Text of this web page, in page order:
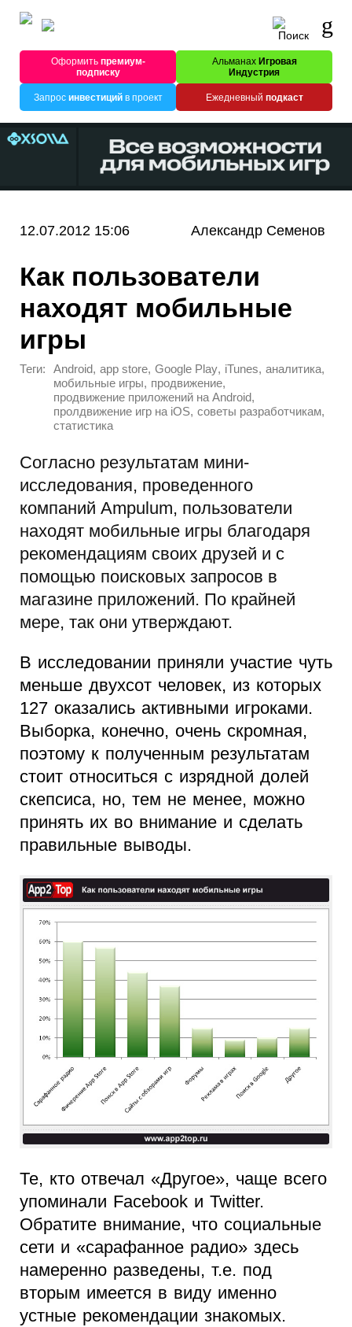
Оформитьпремиум-
подписку
Альманах Игровая
Индустрия
Запрос инвестицийв проект Ежедневный подкаст
12.07.2012 15:06 Александр Семенов
Как пользователи
находят мобильные
игры
Теги: Android, app store, Google Play, iTunes, аналитика,
мобильные игры, продвижение,
продвижение приложений на Android,
пролдвижение игр на iOS, советы разработчикам,
статистика
Согласно результатам мини-
исследования, проведенного
компаний Ampulum, пользователи
находят мобильные игры благодаря
рекомендациям своих друзей и с
помощью поисковых запросов в
магазине приложений. По крайней
мере, так они утверждают.
В исследовании приняли участие чуть
меньше двухсот человек, из которых
127 оказались активными игроками.
Выборка, конечно, очень скромная,
поэтому к полученным результатам
стоит относиться с изрядной долей
скепсиса, но, тем не менее, можно
принять их во внимание и сделать
правильные выводы.
Те, кто отвечал «Другое», чаще всего
упоминали Facebook и Twitter.
Обратите внимание, что социальные
сети и «сарафанное радио» здесь
намеренно разведены, т.е. под
вторым имеется в виду именно
устные рекомендации знакомых.